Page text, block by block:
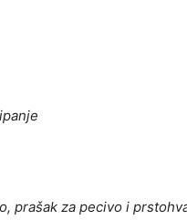
prašak za pecivo i